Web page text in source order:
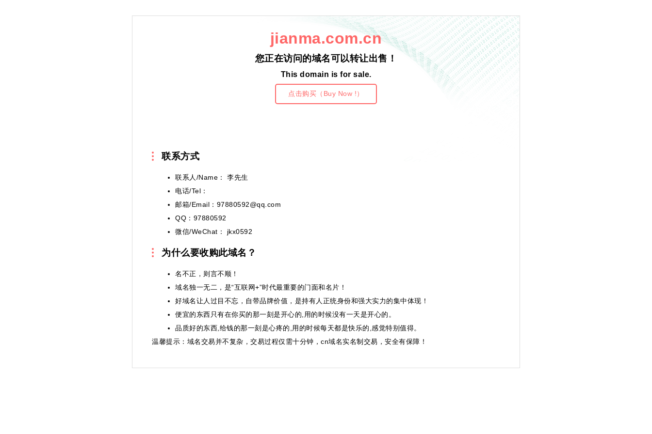
jianma.com.cn
您正在访问的域名可以转让出售！
This domain is for sale.
点击购买（Buy Now !）
联系方式
联系人/Name： 李先生
电话/Tel：
邮箱/Email：97880592@qq.com
QQ：97880592
微信/WeChat： jkx0592
为什么要收购此域名？
名不正，则言不顺！
域名独一无二，是“互联网+”时代最重要的门面和名片！
好域名让人过目不忘，自带品牌价值，是持有人正统身份和强大实力的集中体现！
便宜的东西只有在你买的那一刻是开心的,用的时候没有一天是开心的。
品质好的东西,给钱的那一刻是心疼的,用的时候每天都是快乐的,感觉特别值得。
温馨提示 ：域名交易并不复杂，交易过程仅需十分钟，cn域名实名制交易，安全有保障！